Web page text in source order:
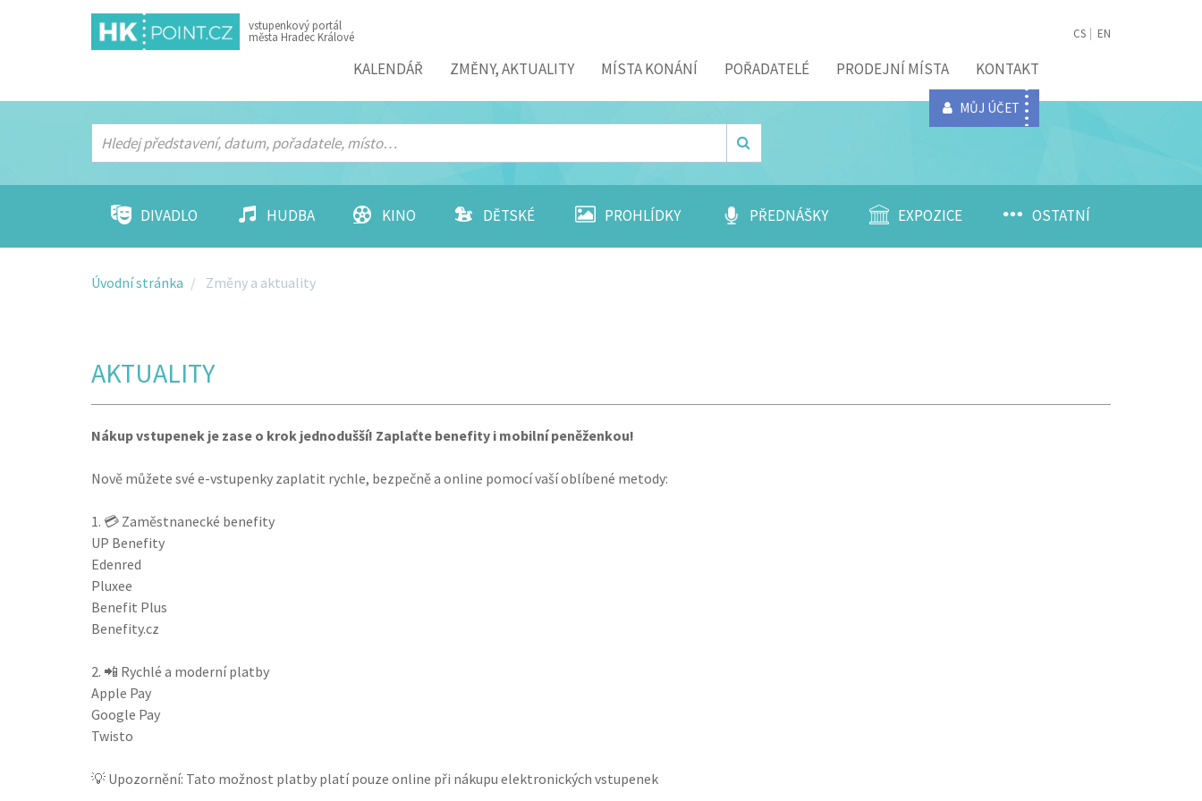
vstupenkový portál
města Hradec Králové
Menu
KALENDÁŘ ZMĚNY, AKTUALITY MÍSTA KONÁNÍ POŘADATELÉ PRODEJNÍ MÍSTA KONTAKT
MŮJ ÚČET
CS EN
DIVADLO HUDBA KINO DĚTSKÉ PROHLÍDKY PŘEDNÁŠKY EXPOZICE OSTATNÍ
Úvodní stránka Změny a aktuality
AKTUALITY
Nákup vstupenek je zase o krok jednodušší! Zaplaťte benefity i mobilní peněženkou!
Nově můžete své e-vstupenky zaplatit rychle, bezpečně a online pomocí vaší oblíbené metody:
1. 💳 Zaměstnanecké benefity
UP Benefity
Edenred
Pluxee
Benefit Plus
Benefity.cz
2. 📲 Rychlé a moderní platby
Apple Pay
Google Pay
Twisto
💡 Upozornění: Tato možnost platby platí pouze online při nákupu elektronických vstupenek